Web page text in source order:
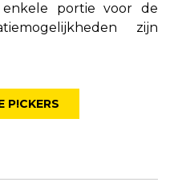
portie voor de
zijn
P!CKERS